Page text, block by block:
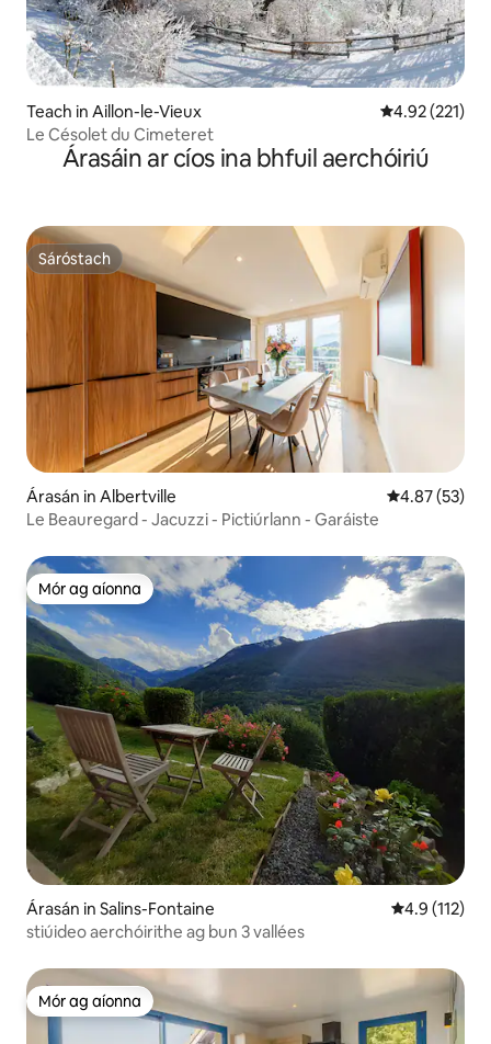
Teach in Aillon-le-Vieux Meánrátáil
4.92 (221)
Le Césolet du Cimeteret
Árasáin ar cíos ina bhfuil aerchóiriú
Sáróstach
Sáróstach
Árasán in Albertville Meánrátáil
4.87 (53)
Le Beauregard - Jacuzzi - Pictiúrlann - Garáiste
Mór ag aíonna
Mór ag aíonna
Árasán in Salins-Fontaine Meánrátáil
4.9 (112)
stiúideo aerchóirithe ag bun 3 vallées
Mór ag aíonna
Mór ag aíonna